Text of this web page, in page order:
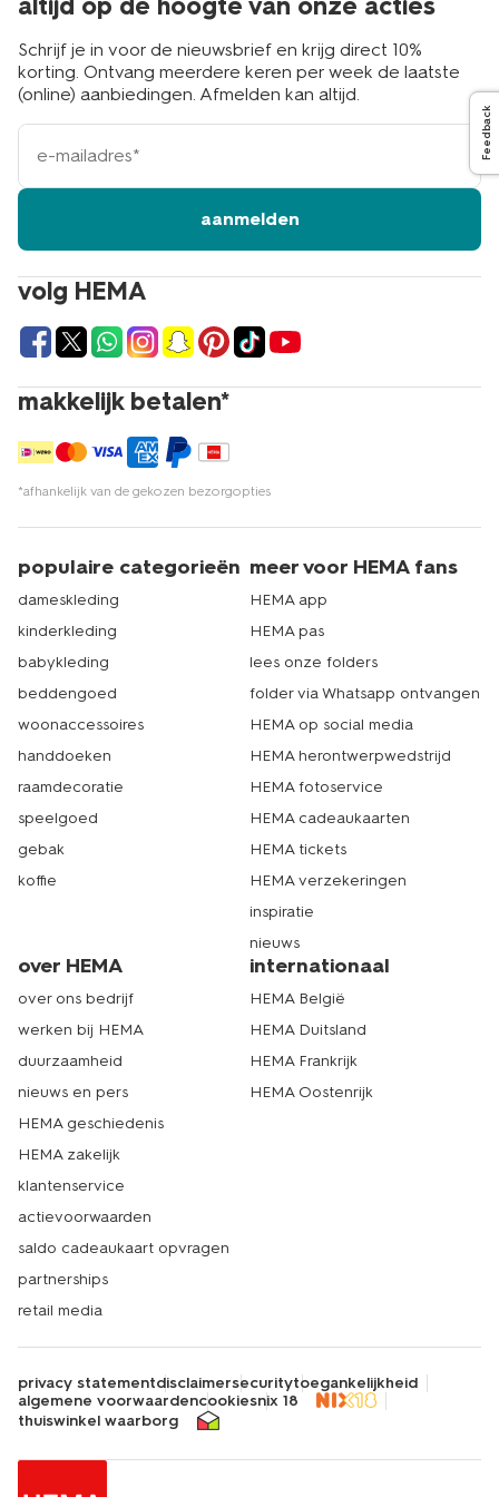
volg HEMA
makkelijk betalen*
*afhankelijk van de gekozen bezorgopties
altijd op de hoogte van onze acties
Schrijf je in voor de nieuwsbrief en krijg direct 10%
korting. Ontvang meerdere keren per week de laatste
(online) aanbiedingen. Afmelden kan altijd.
e-
mailadres
aanmelden
populaire categorieën
dameskleding
kinderkleding
babykleding
beddengoed
woonaccessoires
handdoeken
raamdecoratie
speelgoed
gebak
koffie
meer voor HEMA fans
HEMA app
HEMA pas
lees onze folders
folder via Whatsapp ontvangen
HEMA op social media
HEMA herontwerpwedstrijd
HEMA fotoservice
HEMA cadeaukaarten
HEMA tickets
HEMA verzekeringen
inspiratie
nieuws
over HEMA
over ons bedrijf
werken bij HEMA
duurzaamheid
nieuws en pers
HEMA geschiedenis
HEMA zakelijk
klantenservice
actievoorwaarden
saldo cadeaukaart opvragen
partnerships
retail media
internationaal
HEMA België
HEMA Duitsland
HEMA Frankrijk
HEMA Oostenrijk
privacy statementdisclaimersecuritytoegankelijkheid
algemene voorwaardencookiesnix 18
thuiswinkel waarborg
Feedback